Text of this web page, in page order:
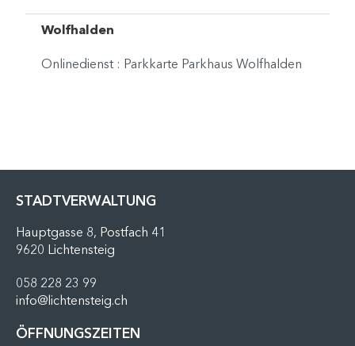
Wolfhalden
Onlinedienst : Parkkarte Parkhaus Wolfhalden
STADTVERWALTUNG
Hauptgasse 8, Postfach 41
9620 Lichtensteig
058 228 23 99
info@lichtensteig.ch
ÖFFNUNGSZEITEN